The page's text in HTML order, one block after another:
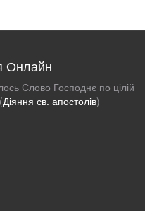
Онлайн
Слово Господнє по цілій
Діяння св. апостолів)